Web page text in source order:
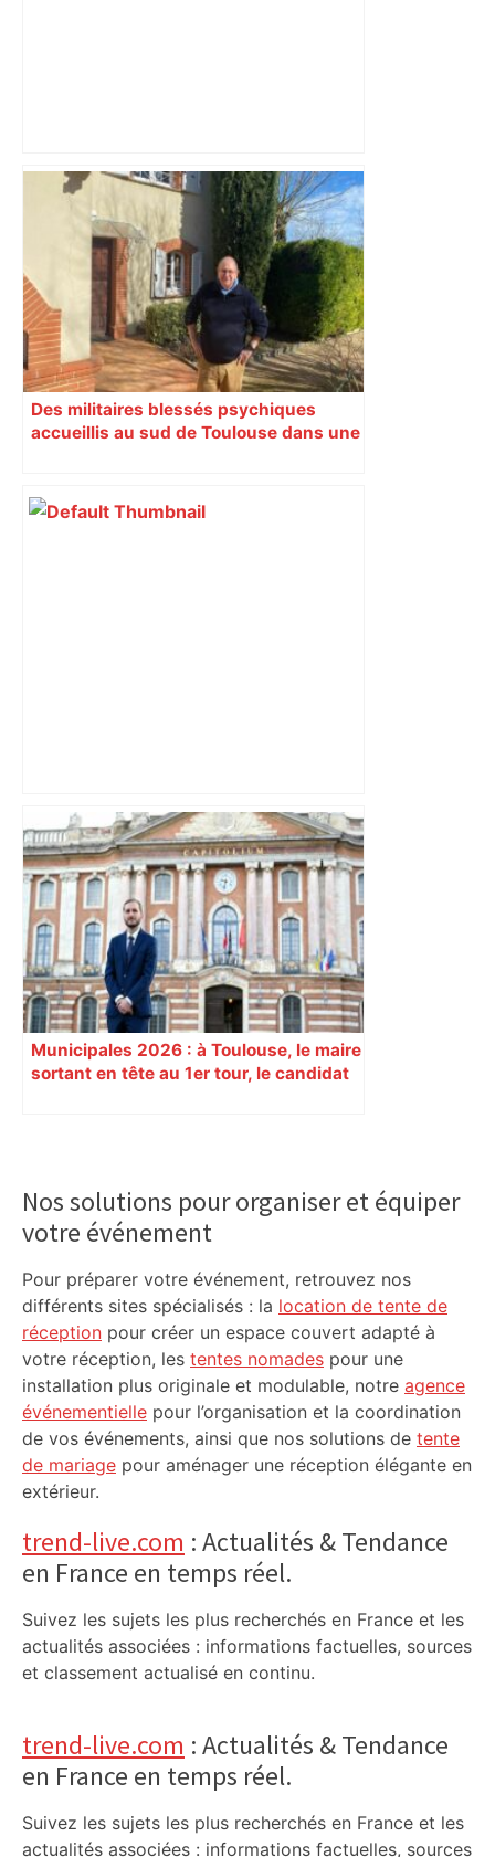
Espoirs fédéraux (1/2 finale) : le TOEC-
TOAC-FCT s'offre une finale au bout du
suspense – ladepeche.fr
Des militaires blessés psychiques
accueillis au sud de Toulouse dans une
Vous pensiez que c’était comme une
voiture ? La vérité sur les avions qui
reculent – ici.fr
Municipales 2026 : à Toulouse, le maire
sortant en tête au 1er tour, le candidat
Sidebar
Nos solutions pour organiser et équiper
votre événement
Pour préparer votre événement, retrouvez nos
différents sites spécialisés : la location de tente de
réception pour créer un espace couvert adapté à
votre réception, les tentes nomades pour une
installation plus originale et modulable, notre agence
événementielle pour l’organisation et la coordination
de vos événements, ainsi que nos solutions de tente
de mariage pour aménager une réception élégante en
extérieur.
trend-live.com : Actualités & Tendance
en France en temps réel.
Suivez les sujets les plus recherchés en France et les
actualités associées : informations factuelles, sources
et classement actualisé en continu.
trend-live.com : Actualités & Tendance
en France en temps réel.
Suivez les sujets les plus recherchés en France et les
actualités associées : informations factuelles, sources